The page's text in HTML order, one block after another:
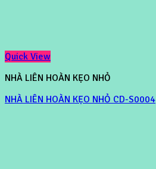
Quick View
NHÀ LIÊN HOÀN KẸO NHỎ
NHÀ LIÊN HOÀN KẸO NHỎ CD-S0004